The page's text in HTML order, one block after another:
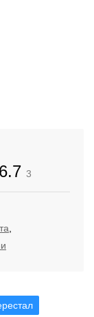
6.7 3